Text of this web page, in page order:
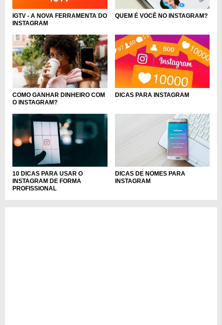
IGTV - A NOVA FERRAMENTA DO
INSTAGRAM
QUEM É VOCÊ NO INSTAGRAM?
COMO GANHAR DINHEIRO COM
O INSTAGRAM?
DICAS PARA INSTAGRAM
10 DICAS PARA USAR O
INSTAGRAM DE FORMA
PROFISSIONAL
DICAS DE NOMES PARA
INSTAGRAM